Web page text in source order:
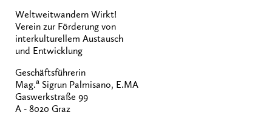
Weltweitwandern Wirkt!
Verein zur Förderung von
interkulturellem Austausch
und Entwicklung
Geschäftsführerin
Mag.a Sigrun Palmisano, E.MA
Gaswerkstraße 99
A - 8020 Graz